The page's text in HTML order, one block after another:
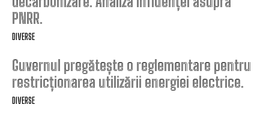
PNRR.
DIVERSE
Guvernul pregătește o reglementare pentru
restricționarea utilizării energiei electrice.
DIVERSE